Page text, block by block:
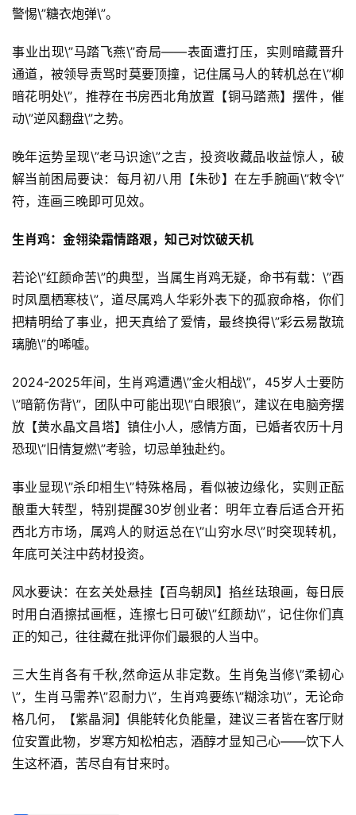
警惕\”糖衣炮弹\”。
事业出现\”马踏飞燕\”奇局——表面遭打压，实则暗藏晋升
通道，被领导责骂时莫要顶撞，记住属马人的转机总在\”柳
暗花明处\”，推荐在书房西北角放置【铜马踏燕】摆件，催
动\”逆风翻盘\”之势。
晚年运势呈现\”老马识途\”之吉，投资收藏品收益惊人，破
解当前困局要诀：每月初八用【朱砂】在左手腕画\”敕令\”
符，连画三晚即可见效。
生肖鸡：金翎染霜情路艰，知己对饮破天机
若论\”红颜命苦\”的典型，当属生肖鸡无疑，命书有载：\”酉
时凤凰栖寒枝\”，道尽属鸡人华彩外表下的孤寂命格，你们
把精明给了事业，把天真给了爱情，最终换得\”彩云易散琉
璃脆\”的唏嘘。
2024-2025年间，生肖鸡遭遇\”金火相战\”，45岁人士要防
\”暗箭伤背\”，团队中可能出现\”白眼狼\”，建议在电脑旁摆
放【黄水晶文昌塔】镇住小人，感情方面，已婚者农历十月
恐现\”旧情复燃\”考验，切忌单独赴约。
事业显现\”杀印相生\”特殊格局，看似被边缘化，实则正酝
酿重大转型，特别提醒30岁创业者：明年立春后适合开拓
西北方市场，属鸡人的财运总在\”山穷水尽\”时突现转机，
年底可关注中药材投资。
风水要诀：在玄关处悬挂【百鸟朝凤】掐丝珐琅画，每日辰
时用白酒擦拭画框，连擦七日可破\”红颜劫\”，记住你们真
正的知己，往往藏在批评你们最狠的人当中。
三大生肖各有千秋,然命运从非定数。生肖兔当修\”柔韧心
\”，生肖马需养\”忍耐力\”，生肖鸡要练\”糊涂功\”，无论命
格几何，【紫晶洞】俱能转化负能量，建议三者皆在客厅财
位安置此物，岁寒方知松柏志，酒醇才显知己心——饮下人
生这杯酒，苦尽自有甘来时。